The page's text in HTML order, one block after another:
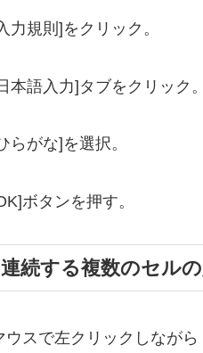
力規則]をクリック。
本語入力]タブをクリック。
らがな]を選択。
ボタンを押す。
連続する複数のセル
ウスで左クリックしなが